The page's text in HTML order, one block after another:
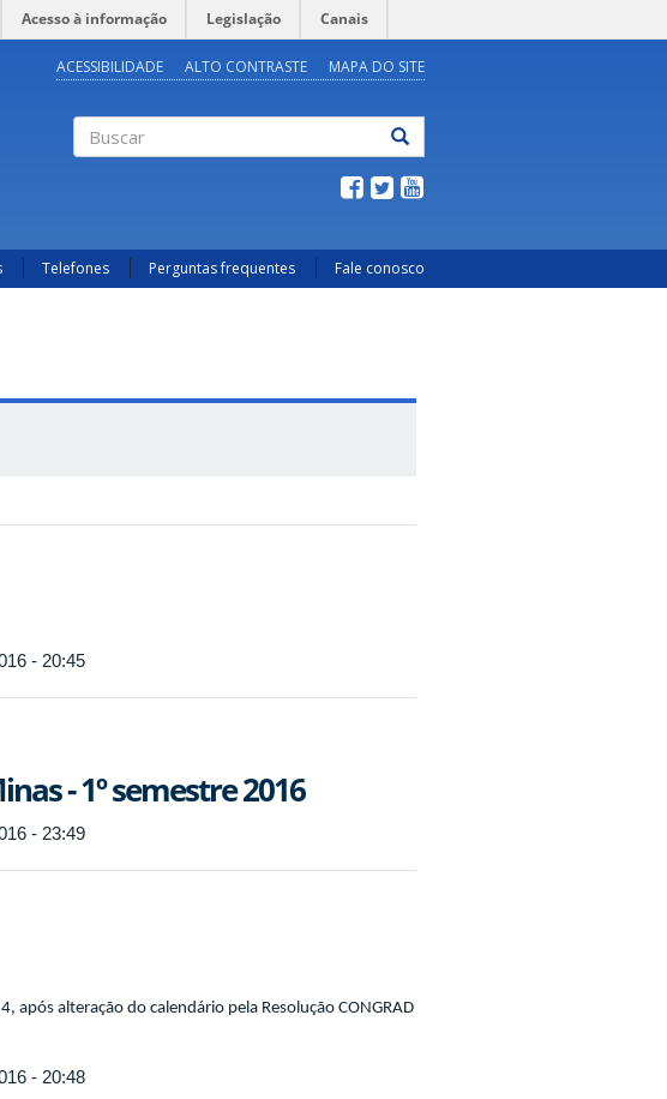
Acesso à informação Legislação Canais
ACESSIBILIDADE ALTO CONTRASTE MAPA DO SITE
Telefones Perguntas frequentes Fale conosco
- 20:45
- 1º semestre 2016
- 23:49
após alteração do calendário pela Resolução CONGRAD
- 20:48